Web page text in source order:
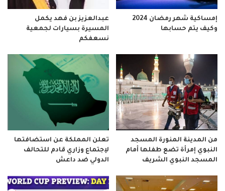
إمساكية شهر رمضان 2024
وكيف يتم حسابها
عبدالعزيز بن فهد يكمل
المسيرة بسيارات لجمعية
نسعفكم
من المدينة المنورة المسجد
النبوي إمرأة تضع طفلها أمام
المسجد النبوي الشريف
تعلن المملكة عن استضافتها
لإجتماع وزاري قادم للتحالف
الدولي ضد داعش